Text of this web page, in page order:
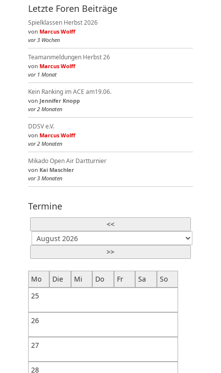
Letzte Foren Beiträge
Spielklassen Herbst 2026
von Marcus Wolff
vor 3 Wochen
Teamanmeldungen Herbst 26
von Marcus Wolff
vor 1 Monat
Kein Ranking im ACE am19.06.
von Jennifer Knopp
vor 2 Monaten
DDSV e.V.
von Marcus Wolff
vor 2 Monaten
Mikado Open Air Dartturnier
von Kai Maschler
vor 3 Monaten
Termine
<<
>>
Mo Die Mi Do Fr Sa
So
25
26
27
28